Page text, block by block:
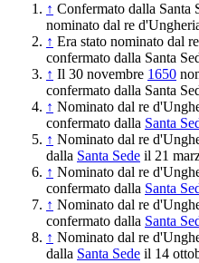
↑ Confermato dalla Santa
nominato dal re
↑ Era stato nominato dal
confermato dalla Santa
↑ Il 30 novembre 1650
confermato dalla Santa
↑ Nominato dal re
confermato dalla Santa
↑ Nominato dal re
dalla Santa Sede il 21
↑ Nominato dal re
confermato dalla Santa
↑ Nominato dal re
confermato dalla Santa
↑ Nominato dal re
dalla Santa Sede il 14